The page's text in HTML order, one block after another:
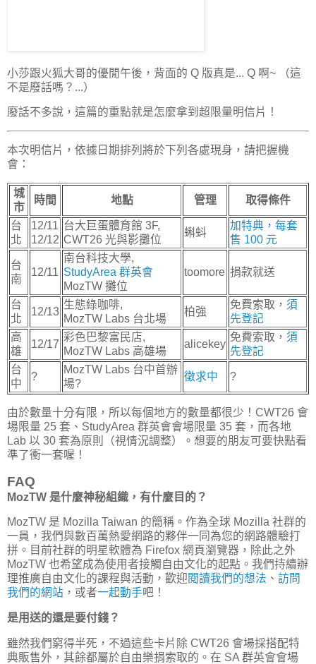
小莎跟火狐大哥的優閒午後，背面的 Q 版真是... Q 啊~ （這
不是廢話嗎？...）
廢話不多說，這篇的重點就是怎麼拿到超限量明信片！
本次明信片，依據日期排列將於下列各處現身，請把握機
會：
城
市
時間 地點 管理 取得條件
台
北
12/11
12/12
台大巨蛋體育館 3F,
CWT26 光與影攤位
蝌蚪
加特典，每套
售 100 元
台
南
12/11
南台科技大學,
StudyArea 群英會
MozTW 攤位
toomore 捐款就送
台
北
12/13
生態綠咖啡,
MozTW Labs 台北場
柏強
免費索取， 須
先登記
高
雄
12/17
彩色巴黎富民店,
MozTW Labs 高雄場
alicekey
免費索取， 須
先登記
台
中
?
MozTW Labs 台中首辦
場?
徵求中 ?
由於數量十分有限，所以每個地方的數量都很少！CWT26 會
場限量 25 套、StudyArea 群英會會場限量 35 套，而各地
Lab 以 30 套為原則（視情況調整）。想要的朋友可要快點看
準了衝一套喔！
FAQ
MozTW 是什麼神秘組織，有什麼目的？
MozTW 是 Mozilla Taiwan 的簡稱。作為全球 Mozilla 社群的
一員，我們與數百萬熱愛網路的夥伴一同為您的網路體驗打
拼。目前社群的明星軟體為 Firefox 網頁瀏覽器，除此之外
MozTW 也希望成為使用者接觸自由文化的起點。我們持續辦
理推廣自由文化的課程與活動，歡迎閱讀我們的想法 、 訪問
我們的網站 ，或者一起動手吧！
是用送的還是要付錢？
雖然我們窮得半死，不過這些卡片除 CWT26 會場採搭配特
典販售外，其餘都屬於自由樂捐索取的。在 SA 群英會會場